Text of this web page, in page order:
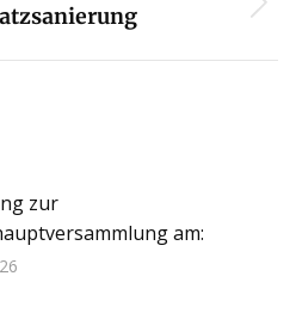
Nächster
zur
am: